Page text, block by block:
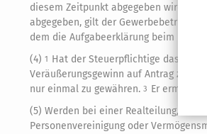
diesem Zeitpunkt abgegeben wird.
abgegeben, gilt der Gewerbebetrieb
dem die Aufgabeerklärung beim
(4) 1
Hat der Steuerpflichtige das 55.
Veräußerungsgewinn auf Antrag zur
nur einmal zu gewähren. 3 Er ermäßigt
(5) Werden bei einer Realteilung, bei
Personenvereinigung oder